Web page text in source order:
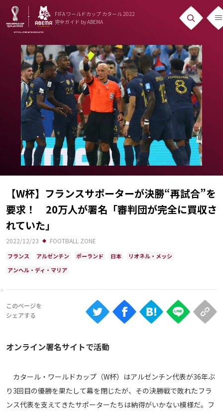
FIFA ワールドカップ カタール 2022
完全ガイド by ABEMA
ニュース
News
出場国
Teams
日本代表
Team Japan
日程・結果
Schedule
ランキング
Ranking
大会について
About
視聴方法
ABEMAの視聴について
Web
【W杯】フランスサポーターが決勝“再試合”を
要求！ 20万人が署名「審判団が完全に買収さ
れていた」
2022/12/23 FOOTBALL ZONE
フランス アルゼンチン ポーランド 日本
リオネル・メッシ
アンヘル・ディ・マリア
オンライン署名サイトで活動
カタール・ワールドカップ（W杯）はアルゼンチン代表が36年ぶ
り3回目の優勝を果たして幕を閉じたが、その決勝戦で敗れたフラ
ンス代表を支えてきたサポーターたちは納得がいかない模様だ。フ